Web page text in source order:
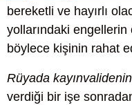
bereketli ve hayırlı
yollarındaki
böylece kişinin rahat
Rüyada
verdiği bir işe